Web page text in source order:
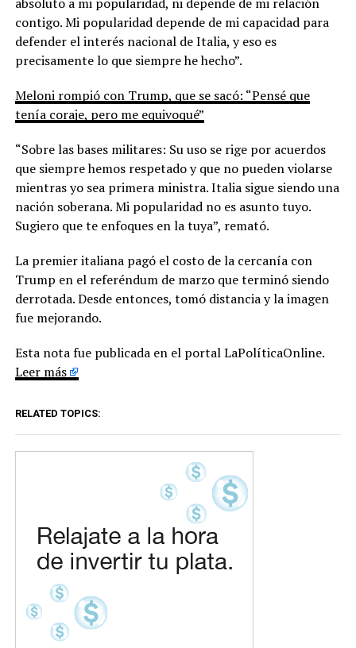
contigo. Mi popularidad depende de mi capacidad para
defender el interés nacional de Italia, y eso es
precisamente lo que siempre he hecho”.
Meloni rompió con Trump, que se sacó: “Pensé que
tenía coraje, pero me equivoqué”
“Sobre las bases militares: Su uso se rige por acuerdos
que siempre hemos respetado y que no pueden violarse
mientras yo sea primera ministra. Italia sigue siendo una
nación soberana. Mi popularidad no es asunto tuyo.
Sugiero que te enfoques en la tuya”, remató.
La premier italiana pagó el costo de la cercanía con
Trump en el referéndum de marzo que terminó siendo
derrotada. Desde entonces, tomó distancia y la imagen
fue mejorando.
Esta nota fue publicada en el portal LaPolíticaOnline.
Leer más
RELATED TOPICS: